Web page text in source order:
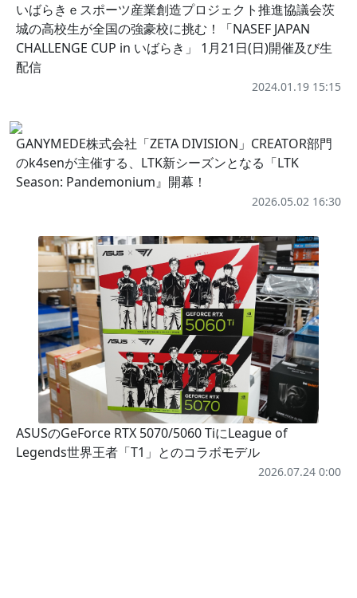
いばらきｅスポーツ産業創造プロジェクト推進協議会茨
城の高校生が全国の強豪校に挑む！「NASEF JAPAN
CHALLENGE CUP in いばらき」 1月21日(日)開催及び生
配信
2024.01.19 15:15
GANYMEDE株式会社「ZETA DIVISION」CREATOR部門
のk4senが主催する、LTK新シーズンとなる「LTK
Season: Pandemonium』開幕！
2026.05.02 16:30
ASUSのGeForce RTX 5070/5060 TiにLeague of
Legends世界王者「T1」とのコラボモデル
2026.07.24 0:00